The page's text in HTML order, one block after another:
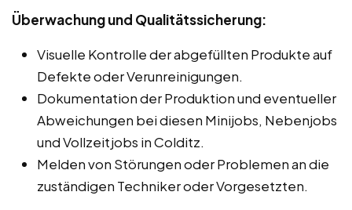
Überwachung und Qualitätssicherung:
Visuelle Kontrolle der abgefüllten Produkte auf
Defekte oder Verunreinigungen.
Dokumentation der Produktion und eventueller
Abweichungen bei diesen Minijobs, Nebenjobs
und Vollzeitjobs in Colditz.
Melden von Störungen oder Problemen an die
zuständigen Techniker oder Vorgesetzten.